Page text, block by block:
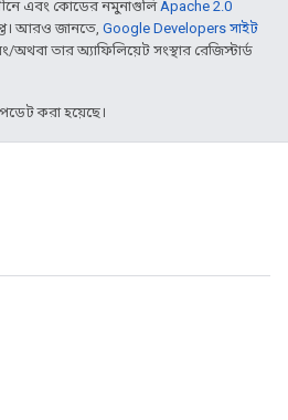
এবং কোডের নমুনাগুলিApache 2.0
আরও জানতে, Google Developers সাইট
তার অ্যাফিলিয়েট সংস্থার রেজিস্টার্ড
করা হয়েছে।